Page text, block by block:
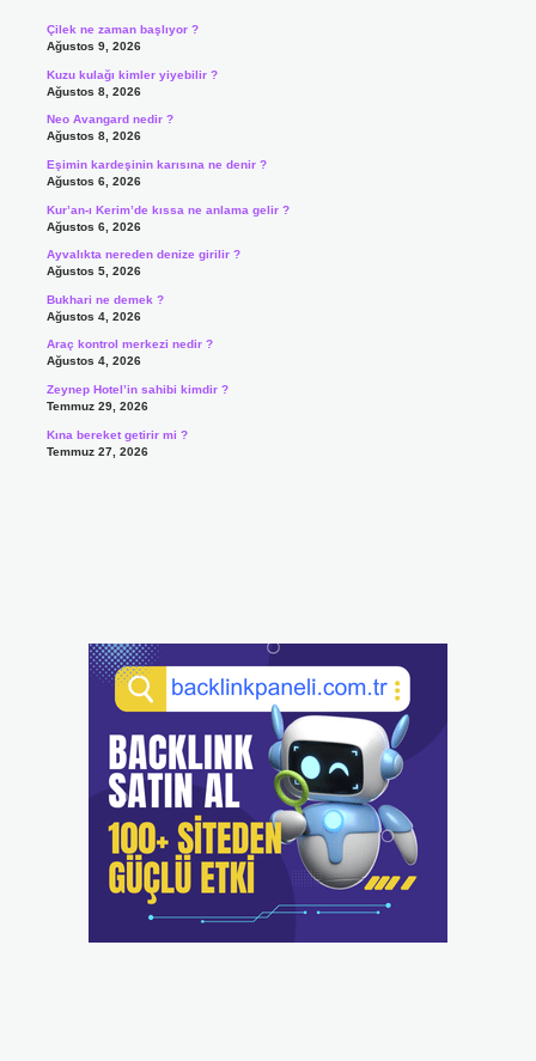
Çilek ne zaman başlıyor ?
Ağustos 9, 2026
Kuzu kulağı kimler yiyebilir ?
Ağustos 8, 2026
Neo Avangard nedir ?
Ağustos 8, 2026
Eşimin kardeşinin karısına ne denir ?
Ağustos 6, 2026
Kur’an-ı Kerim’de kıssa ne anlama gelir ?
Ağustos 6, 2026
Ayvalıkta nereden denize girilir ?
Ağustos 5, 2026
Bukhari ne demek ?
Ağustos 4, 2026
Araç kontrol merkezi nedir ?
Ağustos 4, 2026
Zeynep Hotel’in sahibi kimdir ?
Temmuz 29, 2026
Kına bereket getirir mi ?
Temmuz 27, 2026